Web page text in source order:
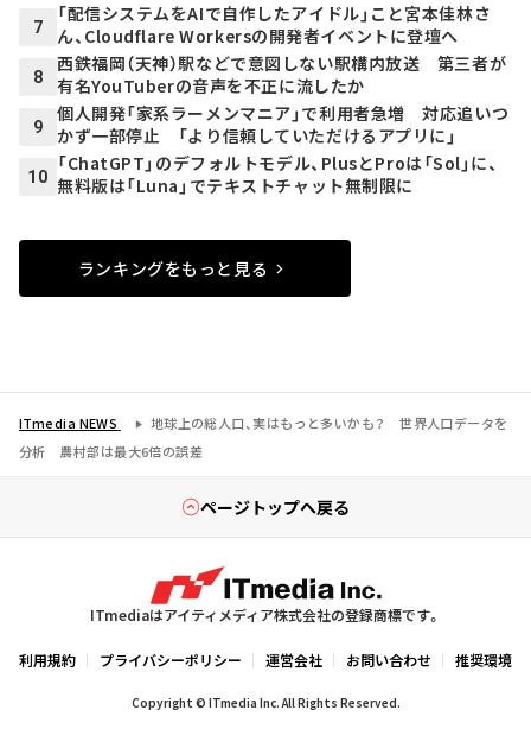
7
「配信システムをAIで自作したアイドル」こと宮本佳林さ
ん、Cloudflare Workersの開発者イベントに登壇へ
8
西鉄福岡（天神）駅などで意図しない駅構内放送 第三者が
有名YouTuberの音声を不正に流したか
9
個人開発「家系ラーメンマニア」で利用者急増 対応追いつ
かず一部停止 「より信頼していただけるアプリに」
10
「ChatGPT」のデフォルトモデル、PlusとProは「Sol」に、
無料版は「Luna」でテキストチャット無制限に
ランキングをもっと見る
ITmedia NEWS
地球上の総人口、実はもっと多いかも？ 世界人口データを
分析 農村部は最大6倍の誤差
ページトップへ戻る
ITmediaはアイティメディア株式会社の登録商標です。
利用規約 プライバシーポリシー 運営会社 お問い合わせ 推奨環境
Copyright © ITmedia Inc. All Rights Reserved.